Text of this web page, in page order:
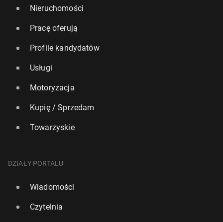
Nieruchomości
Pracę oferują
Profile kandydatów
Usługi
Motoryzacja
Kupię / Sprzedam
Towarzyskie
DZIAŁY PORTALU
Wiadomości
Czytelnia